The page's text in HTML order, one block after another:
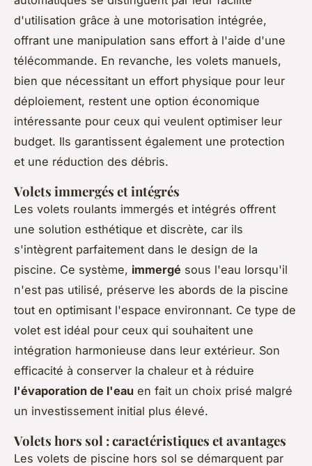
d'utilisation grâce à une motorisation intégrée,
offrant une manipulation sans effort à l'aide d'une
télécommande. En revanche, les volets manuels,
bien que nécessitant un effort physique pour leur
déploiement, restent une option économique
intéressante pour ceux qui veulent optimiser leur
budget. Ils garantissent également une protection
et une réduction des débris.
Volets immergés et intégrés
Les volets roulants immergés et intégrés offrent
une solution esthétique et discrète, car ils
s'intègrent parfaitement dans le design de la
piscine. Ce système, immergé sous l'eau lorsqu'il
n'est pas utilisé, préserve les abords de la piscine
tout en optimisant l'espace environnant. Ce type de
volet est idéal pour ceux qui souhaitent une
intégration harmonieuse dans leur extérieur. Son
efficacité à conserver la chaleur et à réduire
l'évaporation de l'eau en fait un choix prisé malgré
un investissement initial plus élevé.
Volets hors sol : caractéristiques et avantages
Les volets de piscine hors sol se démarquent par